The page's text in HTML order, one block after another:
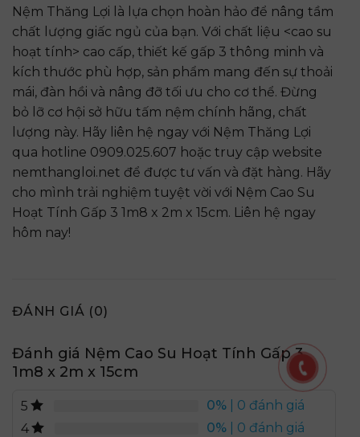
Nệm Thăng Lợi là lựa chọn hoàn hảo để nâng tầm
chất lượng giấc ngủ của bạn. Với chất liệu <cao su
hoạt tính> cao cấp, thiết kế gấp 3 thông minh và
kích thước phù hợp, sản phẩm mang đến sự thoải
mái, đàn hồi và nâng đỡ tối ưu cho cơ thể. Đừng
bỏ lỡ cơ hội sở hữu tấm nệm chính hãng, chất
lượng này. Hãy liên hệ ngay với Nệm Thăng Lợi
qua hotline 0909.025.607 hoặc truy cập website
nemthangloi.net để được tư vấn và đặt hàng. Hãy
cho mình trải nghiệm tuyệt vời với Nệm Cao Su
Hoạt Tính Gấp 3 1m8 x 2m x 15cm. Liên hệ ngay
hôm nay!
ĐÁNH GIÁ (0)
Đánh giá Nệm Cao Su Hoạt Tính Gấp 3
1m8 x 2m x 15cm
5 0% | 0 đánh giá
4
0% | 0 đánh giá